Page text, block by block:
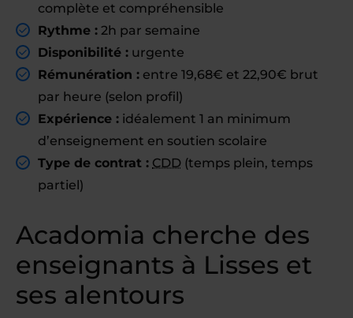
complète et compréhensible
Rythme : 2h par semaine
Disponibilité : urgente
Rémunération : entre 19,68€ et 22,90€ brut
par heure (selon profil)
Expérience : idéalement 1 an minimum
d’enseignement en soutien scolaire
Type de contrat : CDD (temps plein, temps
partiel)
Acadomia cherche des
enseignants à Lisses et
ses alentours